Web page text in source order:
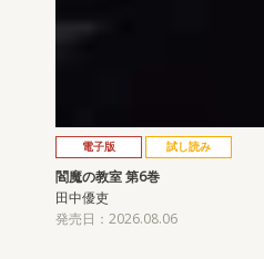
電子版 試し読み
閻魔の教室 第6巻
田中優吏
発売日：2026.08.06